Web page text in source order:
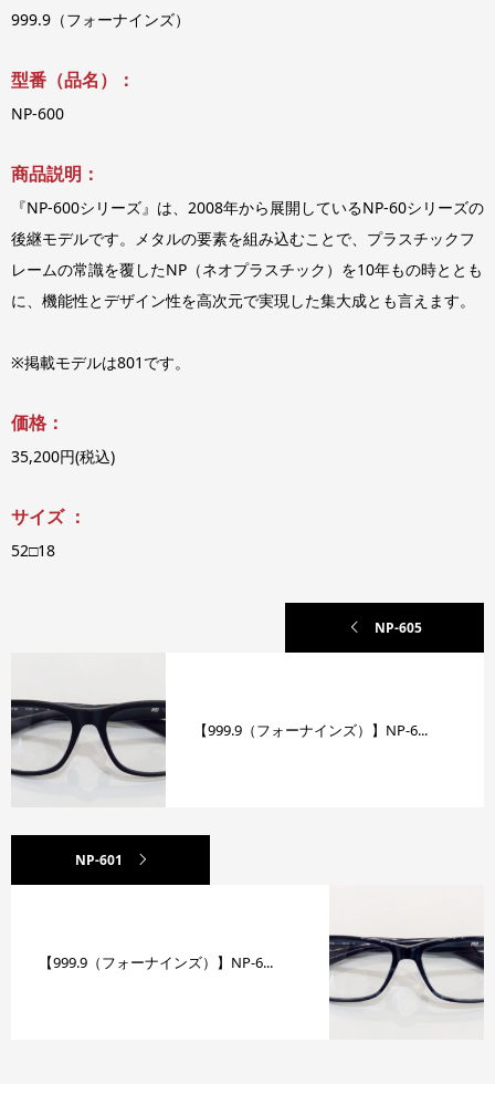
999.9（フォーナインズ）
型番（品名）：
NP-600
商品説明：
『NP-600シリーズ』は、2008年から展開しているNP-60シリーズの
後継モデルです。メタルの要素を組み込むことで、プラスチックフ
レームの常識を覆したNP（ネオプラスチック）を10年もの時ととも
に、機能性とデザイン性を高次元で実現した集大成とも言えます。
※掲載モデルは801です。
価格：
35,200円(税込)
サイズ ：
52□18
NP-605
【999.9（フォーナインズ）】NP-6...
NP-601
【999.9（フォーナインズ）】NP-6...